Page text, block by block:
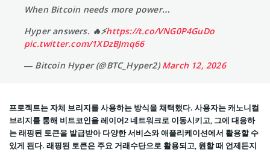
When Bitcoin needs more power…
Hyper answers. 🔥⚡️https://t.co/VNG0P4GuDo
pic.twitter.com/1XDzBJmq66
— Bitcoin Hyper (@BTC_Hyper2)March 12, 2026
프로젝트는 자체 브리지를 사용하는 방식을 채택했다. 사용자는 캐노니컬
브리지를 통해 비트코인을 레이어2 네트워크로 이동시키고, 그에 대응하
는 래핑된 토큰을 발급받아 다양한 서비스와 애플리케이션에서 활용할 수
있게 된다. 래핑된 토큰은 주요 거래수단으로 활용되고, 원할 때 언제든지